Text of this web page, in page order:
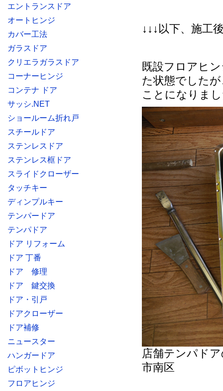
↓↓↓以下、施工
既設フロアヒ
た状態でした
ことになりま
店舗テンパド
市南区
エントランスドア
オートヒンジ
カバー工法
ガラスドア
クリエラガラスドア
コーナーヒンジ
コンテナ ドア
サッシ.NET
ショールーム折れ戸
スチールドア
ステンレスドア
ステンレス框ドア
スライドクローザー
タッチキー
ディンプルキー
テンパードア
テンパドア
ドア リフォーム
ドア 丁番
ドア 修理
ドア 鍵交換
ドア・引戸
ドアクローザー
ドア補修
ニュースター
ハンガードア
ピボットヒンジ
フロアヒンジ